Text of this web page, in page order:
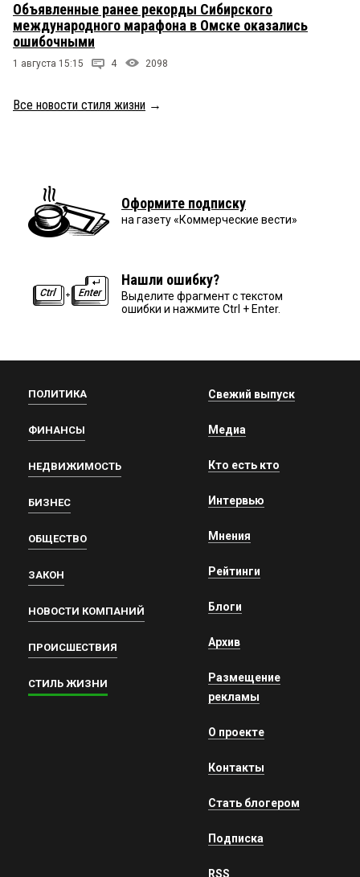
Объявленные ранее рекорды Сибирского
международного марафона в Омске оказались
ошибочными
1 августа 15:15 4 2098
Все новости стиля жизни →
Оформите подписку
на газету «Коммерческие вести»
Нашли ошибку?
Выделите фрагмент с текстом
ошибки и нажмите Ctrl + Enter.
ПОЛИТИКА
ФИНАНСЫ
НЕДВИЖИМОСТЬ
БИЗНЕС
ОБЩЕСТВО
ЗАКОН
НОВОСТИ КОМПАНИЙ
ПРОИСШЕСТВИЯ
СТИЛЬ ЖИЗНИ
Свежий выпуск
Медиа
Кто есть кто
Интервью
Мнения
Рейтинги
Блоги
Архив
Размещение
рекламы
О проекте
Контакты
Стать блогером
Подписка
RSS